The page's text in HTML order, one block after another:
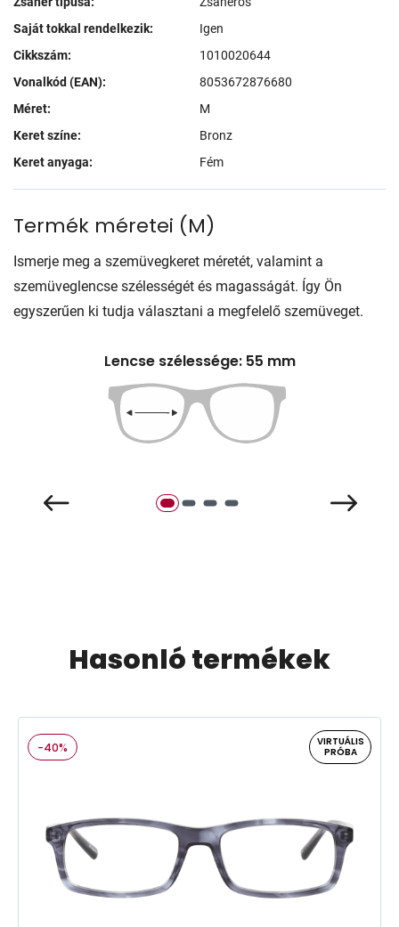
Saját tokkal rendelkezik:
Igen
Cikkszám:
1010020644
Vonalkód (EAN):
8053672876680
Méret:
M
Keret színe:
Bronz
Keret anyaga:
Fém
Termék méretei (M)
Ismerje meg a szemüvegkeret méretét, valamint a
szemüveglencse szélességét és magasságát. Így Ön
egyszerűen ki tudja választani a megfelelő szemüveget.
Lencse szélessége: 55 mm
Hasonló termékek
-40%
VIRTUÁLIS
PRÓBA